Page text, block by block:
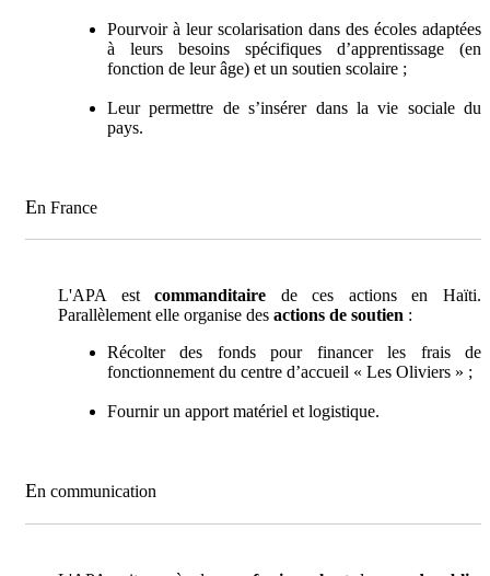
Pourvoir à leur scolarisation dans des écoles adaptées
à leurs besoins spécifiques d’apprentissage (en
fonction de leur âge) et un soutien scolaire ;
Leur permettre de s’insérer dans la vie sociale du
pays.
En France
L'APA estcommanditaire de ces actions en Haïti.
Parallèlement elle organise des actions de soutien :
Récolter des fonds pour financer les frais de
fonctionnement du centre d’accueil « Les Oliviers » ;
Fournir un apport matériel et logistique.
En communication